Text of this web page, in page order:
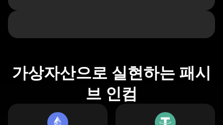
가상자산으로 실현하는 패시
브 인컴